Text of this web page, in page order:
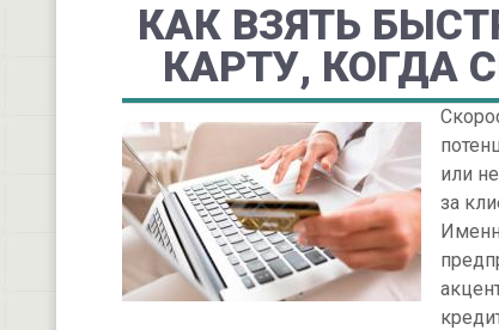
КАК ВЗЯТЬ
КАРТУ, КОГДА
или
за